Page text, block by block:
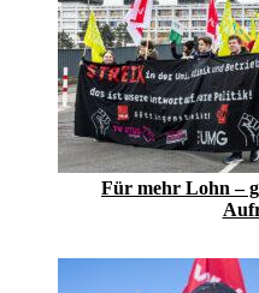
Für mehr Lohn –